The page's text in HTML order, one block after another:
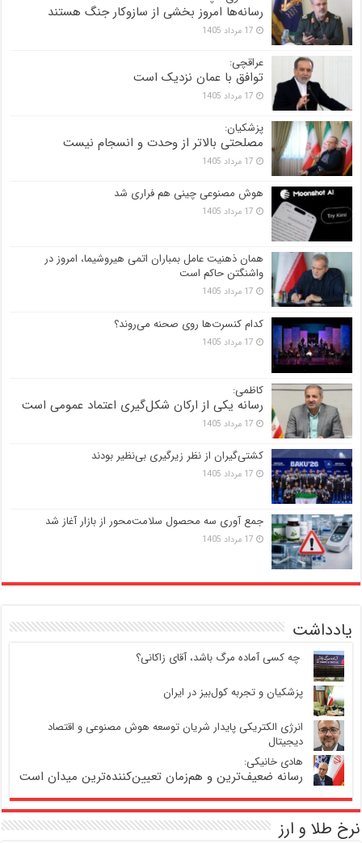
رسانه‌ها امروز بخشی از سازوکار جنگ هستند
17 مرداد 1405
عراقچی:
توافق با عمان نزدیک است
17 مرداد 1405
پزشکیان:
مصلحتی بالاتر از وحدت و انسجام نیست
17 مرداد 1405
هوش مصنوعی چینی هم فراری شد
17 مرداد 1405
همان ذهنیت عامل بمباران اتمی هیروشیما، امروز در
واشنگتن حاکم است
17 مرداد 1405
کدام کنسرت‌ها روی صحنه می‌روند؟
17 مرداد 1405
کاظمی:
رسانه یکی از ارکان شکل‌گیری اعتماد عمومی است
17 مرداد 1405
کشتی‌گیران از نظر زیرگیری بی‌نظیر بودند
17 مرداد 1405
جمع آوری سه محصول سلامت‌محور از بازار آغاز شد
17 مرداد 1405
یادداشت
‍ چه کسی آماده مرگ باشد، آقای زاکانی؟
پزشکیان و تجربه کول‌بیز در ایران
انرژی الکتریکی پایدار شریان توسعه هوش مصنوعی و اقتصاد
دیجیتال
هادی خانیکی:
رسانه ضعیف‌ترین و هم‌زمان تعیین‌کننده‌ترین میدان است
نرخ طلا و ارز